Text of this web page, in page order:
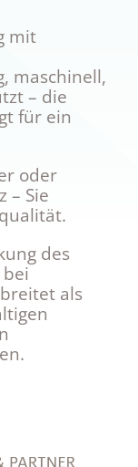
mit
maschinell,
– die
für ein
oder
– Sie
des
als